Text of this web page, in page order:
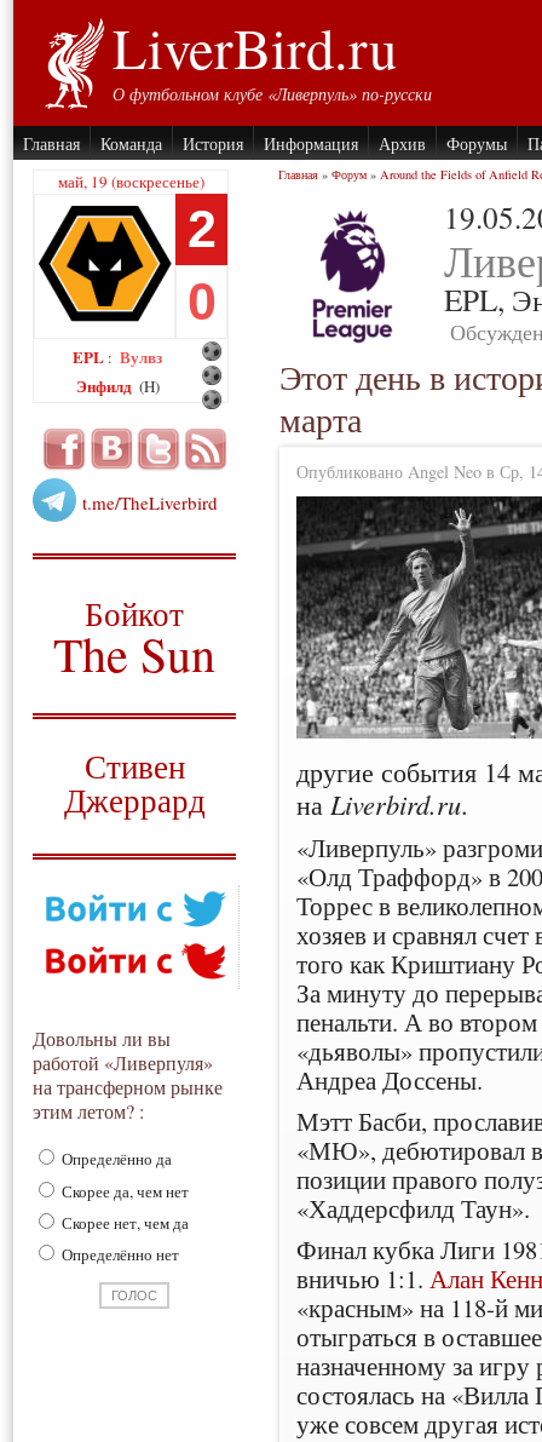
LiverBird.ru
О футбольном клубе «Ливерпуль» по-русски
Главная Команда История Информация Архив Форумы
май, 19 (воскресенье)
2
0
EPL : Вулвз
Энфилд (H)
t.me/TheLiverbird
Бойкот
The Sun
Стивен
Джеррард
Довольны ли вы
работой «Ливерпуля»
на трансферном рынке
этим летом? :
Определённо да
Скорее да, чем нет
Скорее нет, чем да
Определённо нет
Главная » Форум » Around the Fields of Anfield
EPL,
Этот день в
марта
Опубликовано Angel Neo в Ср,
другие события 14
на Liverbird.ru.
«Ливерпуль»
«Олд Траффорд» в
Торрес в
хозяев и сравнял
того как Криштиану
За минуту до
пенальти. А во
«дьяволы»
Андреа Доссены.
Мэтт Басби,
«МЮ», дебютировал в
позиции правого
«Хаддерсфилд Таун».
Финал кубка Лиги
вничью 1:1. Алан
«красным» на 118-й
отыграться в
назначенному за
состоялась на «Вилла
уже совсем другая